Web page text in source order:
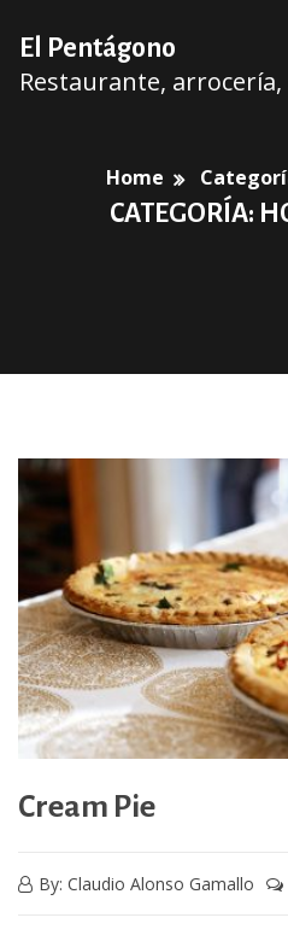
El Pentágono
Restaurante,
Home
CATEGORÍA:
Cream Pie
By: Claudio Alonso Gamallo